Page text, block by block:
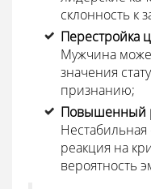
склонность к
Перестройка
Мужчина
значения
признанию;
Повышенный
реакция на
вероятность